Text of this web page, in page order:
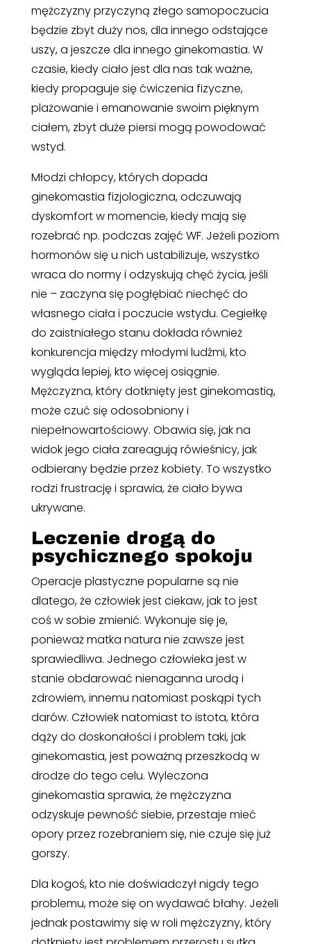
mężczyzny przyczyną złego samopoczucia
będzie zbyt duży nos, dla innego odstające
uszy, a jeszcze dla innego ginekomastia. W
czasie, kiedy ciało jest dla nas tak ważne,
kiedy propaguje się ćwiczenia fizyczne,
plażowanie i emanowanie swoim pięknym
ciałem, zbyt duże piersi mogą powodować
wstyd.
Młodzi chłopcy, których dopada
ginekomastia fizjologiczna, odczuwają
dyskomfort w momencie, kiedy mają się
rozebrać np. podczas zajęć WF. Jeżeli poziom
hormonów się u nich ustabilizuje, wszystko
wraca do normy i odzyskują chęć życia, jeśli
nie – zaczyna się pogłębiać niechęć do
własnego ciała i poczucie wstydu. Cegiełkę
do zaistniałego stanu dokłada również
konkurencja między młodymi ludźmi, kto
wygląda lepiej, kto więcej osiągnie.
Mężczyzna, który dotknięty jest ginekomastią,
może czuć się odosobniony i
niepełnowartościowy. Obawia się, jak na
widok jego ciała zareagują rówieśnicy, jak
odbierany będzie przez kobiety. To wszystko
rodzi frustrację i sprawia, że ciało bywa
ukrywane.
Leczenie drogą do
psychicznego spokoju
Operacje plastyczne popularne są nie
dlatego, że człowiek jest ciekaw, jak to jest
coś w sobie zmienić. Wykonuje się je,
ponieważ matka natura nie zawsze jest
sprawiedliwa. Jednego człowieka jest w
stanie obdarować nienaganna urodą i
zdrowiem, innemu natomiast poskąpi tych
darów. Człowiek natomiast to istota, która
dąży do doskonałości i problem taki, jak
ginekomastia, jest poważną przeszkodą w
drodze do tego celu. Wyleczona
ginekomastia sprawia, że mężczyzna
odzyskuje pewność siebie, przestaje mieć
opory przez rozebraniem się, nie czuje się już
gorszy.
Dla kogoś, kto nie doświadczył nigdy tego
problemu, może się on wydawać błahy. Jeżeli
jednak postawimy się w roli mężczyzny, który